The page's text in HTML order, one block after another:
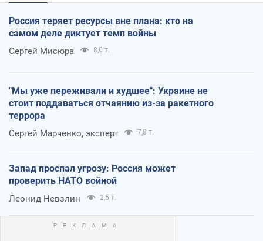
Россия теряет ресурсы вне плана: кто на
самом деле диктует темп войны
Сергей Мисюра 8,0 т.
"Мы уже переживали и худшее": Украине не
стоит поддаваться отчаянию из-за ракетного
террора
Сергей Марченко, эксперт 7,8 т.
Запад проспал угрозу: Россия может
проверить НАТО войной
Леонид Невзлин 2,5 т.